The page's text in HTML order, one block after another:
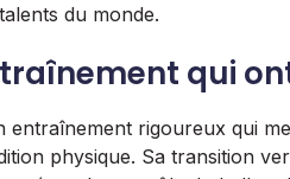
du monde.
qui
entraînement rigoureux qui
physique. Sa transition